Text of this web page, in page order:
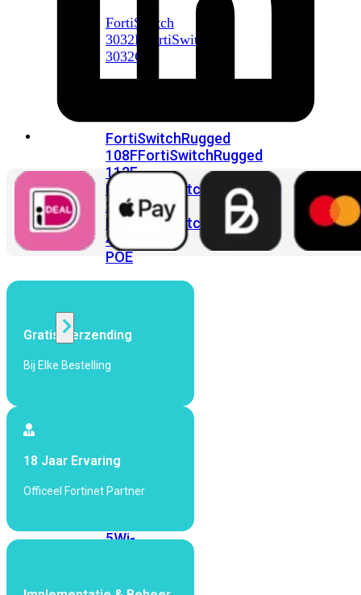
FortiSwitch
3032E
FortiSwitch
3032G
FortiSwitchRugged
108FFortiSwitchRugged
112F-
POE
FortiSwitchRugged
216F-
POE FortiSwitchRugged
424F-
POE
Access
Fi
Generatie
5Wi-
Fi
Gratis Verzending
Bij Elke Bestelling
18 Jaar Ervaring
Officeel Fortinet Partner